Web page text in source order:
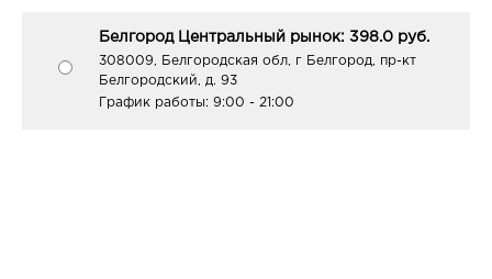
Белгород Центральный рынок: 398.0 руб.
308009, Белгородская обл, г Белгород, пр-кт
Белгородский, д. 93
График работы: 9:00 - 21:00